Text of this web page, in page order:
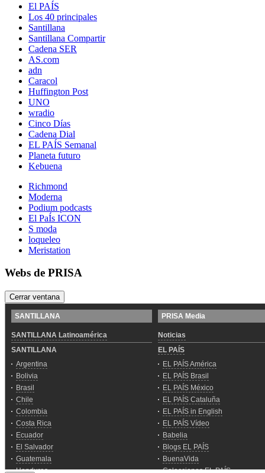
El PAÍS
Los 40 principales
Santillana
Santillana Compartir
Cadena SER
AS.com
adn
Caracol
Huffington Post
UNO
wradio
Cinco Días
Cadena Dial
EL PAÍS Semanal
Planeta futuro
Kebuena
Richmond
Moderna
Podium podcasts
El PaÍs ICON
S moda
loqueleo
Meristation
Webs de PRISA
Cerrar ventana